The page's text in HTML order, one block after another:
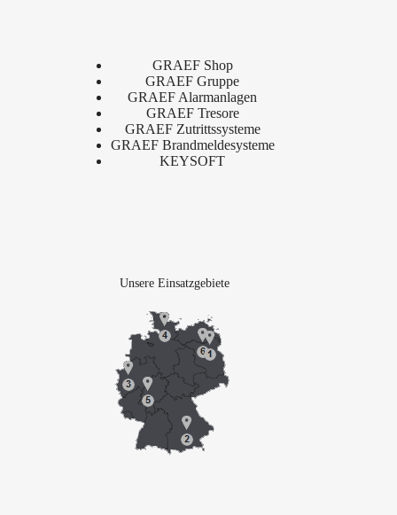
GRAEF Shop
GRAEF Gruppe
GRAEF Alarmanlagen
GRAEF Tresore
GRAEF Zutrittssysteme
GRAEF Brandmeldesysteme
KEYSOFT
Unsere Einsatzgebiete